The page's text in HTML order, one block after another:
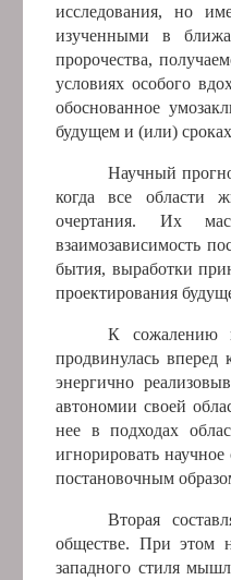
исследования, но
изученными в
пророчества,
условиях особого
обоснованное
будущем и (или)
Научный
когда все области
очертания. Их
взаимозависимость
бытия, выработки
проектирования
К сожалению
продвинулась
энергично
автономии своей
нее в подходах
игнорировать
постановочным
Вторая
обществе. При этом
западного стиля